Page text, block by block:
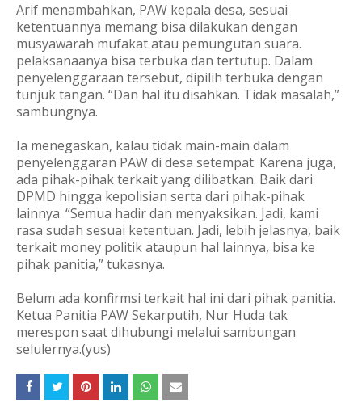
Arif menambahkan, PAW kepala desa, sesuai
ketentuannya memang bisa dilakukan dengan
musyawarah mufakat atau pemungutan suara.
pelaksanaanya bisa terbuka dan tertutup. Dalam
penyelenggaraan tersebut, dipilih terbuka dengan
tunjuk tangan. “Dan hal itu disahkan. Tidak masalah,”
sambungnya.
Ia menegaskan, kalau tidak main-main dalam
penyelenggaran PAW di desa setempat. Karena juga,
ada pihak-pihak terkait yang dilibatkan. Baik dari
DPMD hingga kepolisian serta dari pihak-pihak
lainnya. “Semua hadir dan menyaksikan. Jadi, kami
rasa sudah sesuai ketentuan. Jadi, lebih jelasnya, baik
terkait money politik ataupun hal lainnya, bisa ke
pihak panitia,” tukasnya.
Belum ada konfirmsi terkait hal ini dari pihak panitia.
Ketua Panitia PAW Sekarputih, Nur Huda tak
merespon saat dihubungi melalui sambungan
selulernya.(yus)